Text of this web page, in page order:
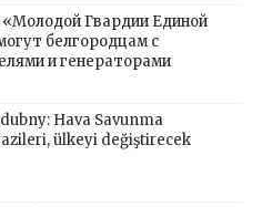
Гвардии Единой
белгородцам с
и генераторами
Hava Savunma
ülkeyi değiştirecek